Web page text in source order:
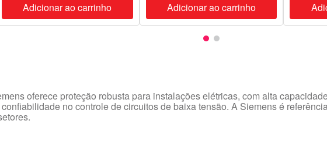
Adicionar ao carrinho Adicionar ao carrinho
oferece proteção robusta para instalações elétricas, com alta
no controle de circuitos de baixa tensão. A Siemens é